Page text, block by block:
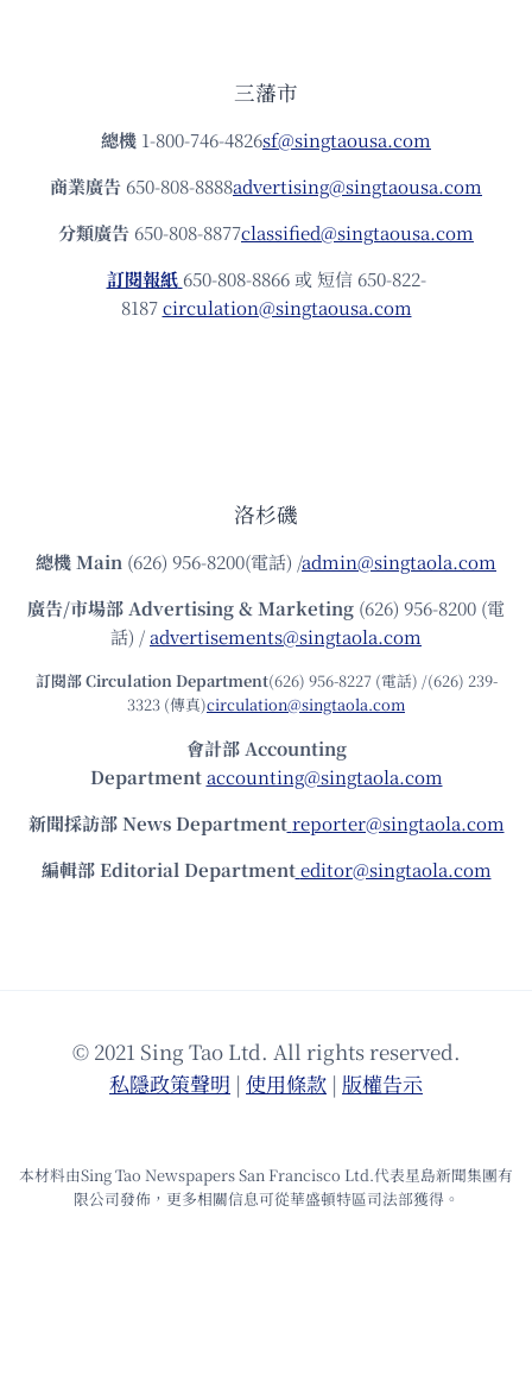
三藩市
總機 1-800-746-4826sf@singtaousa.com
商業廣告 650-808-8888advertising@singtaousa.com
分類廣告 650-808-8877classified@singtaousa.com
訂閱報紙 650-808-8866 或 短信 650-822-
8187circulation@singtaousa.com
洛杉磯
總機Main (626) 956-8200(電話) /admin@singtaola.com
廣告/市場部Advertising & Marketing (626) 956-8200 (電
話) /advertisements@singtaola.com
訂閱部 Circulation Department(626) 956-8227 (電話) /(626) 239-
3323 (傳真)circulation@singtaola.com
會計部 Accounting
Department accounting@singtaola.com
新聞採訪部 News Department reporter@singtaola.com
編輯部 Editorial Department editor@singtaola.com
© 2021 Sing Tao Ltd. All rights reserved.
私隱政策聲明 | 使⽤條款 | 版權告⽰
本材料由Sing Tao Newspapers San Francisco Ltd.代表星島新聞集團有
限公司發佈，更多相關信息可從華盛頓特區司法部獲得。